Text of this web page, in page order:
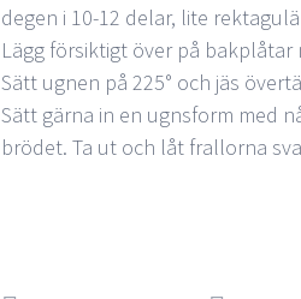
degen i 10-12 delar, lite
Lägg försiktigt över på
Sätt ugnen på 225° och jäs
Sätt gärna in en ugnsform med
brödet. Ta ut och låt frallorna